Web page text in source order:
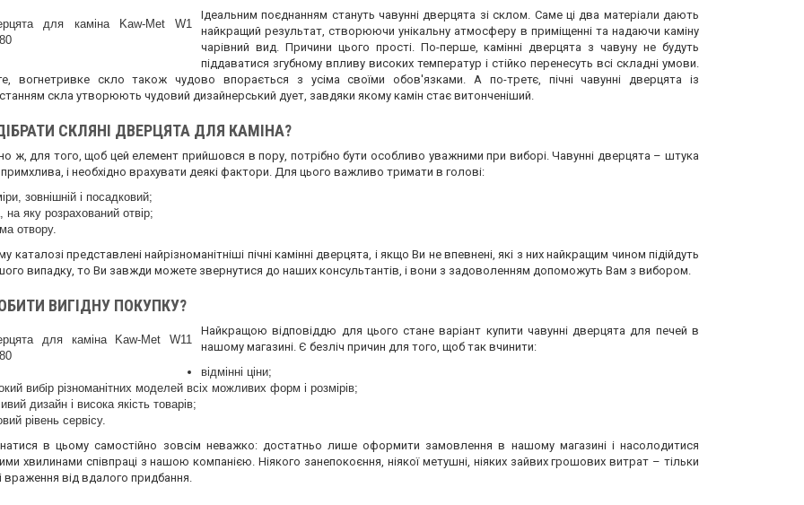
Ідеальним поєднанням стануть чавунні дверцята зі склом. Саме ці два матеріали дають
найкращий результат, створюючи унікальну атмосферу в приміщенні та надаючи каміну
чарівний вид. Причини цього прості. По-перше, камінні дверцята з чавуну не будуть
піддаватися згубному впливу високих температур і стійко перенесуть всі складні умови.
вогнетривке скло також чудово впорається з усіма своїми обов'язками. А по-третє, пічні чавунні дверцята із
скла утворюють чудовий дизайнерський дует, завдяки якому камін стає витонченіший.
СКЛЯНІ ДВЕРЦЯТА ДЛЯ КАМІНА?
ж, для того, щоб цей елемент прийшовся в пору, потрібно бути особливо уважними при виборі. Чавунні дверцята – штука
і необхідно врахувати деякі фактори. Для цього важливо тримати в голові:
зовнішній і посадковий;
на яку розрахований отвір;
отвору.
каталозі представлені найрізноманітніші пічні камінні дверцята, і якщо Ви не впевнені, які з них найкращим чином підійдуть
випадку, то Ви завжди можете звернутися до наших консультантів, і вони з задоволенням допоможуть Вам з вибором.
ВИГІДНУ ПОКУПКУ?
Найкращою відповіддю для цього стане варіант купити чавунні дверцята для печей в
нашому магазині. Є безліч причин для того, щоб так вчинити:
відмінні ціни;
вибір різноманітних моделей всіх можливих форм і розмірів;
дизайн і висока якість товарів;
рівень сервісу.
в цьому самостійно зовсім неважко: достатньо лише оформити замовлення в нашому магазині і насолодитися
хвилинами співпраці з нашою компанією. Ніякого занепокоєння, ніякої метушні, ніяких зайвих грошових витрат – тільки
враження від вдалого придбання.